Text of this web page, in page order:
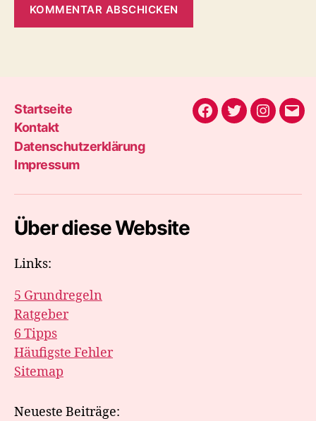
Startseite
Kontakt
Datenschutzerklärung
Impressum
Facebook
Twitter
E-
Über diese Website
Links:
5 Grundregeln
Ratgeber
6 Tipps
Häufigste Fehler
Sitemap
Neueste Beiträge: